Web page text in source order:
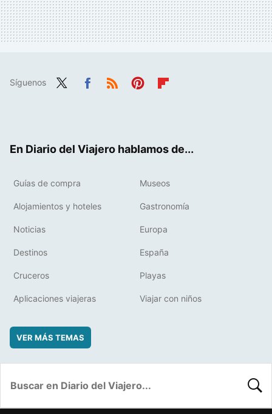
Síguenos
En Diario del Viajero hablamos de...
Guías de compra Museos
Alojamientos y hoteles Gastronomía
Noticias Europa
Destinos España
Cruceros Playas
Aplicaciones viajeras Viajar con niños
VER MÁS TEMAS